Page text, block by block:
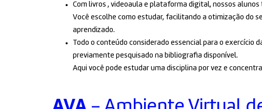
Com livros , videoaula e plataforma digital, nossos
Você escolhe como estudar, facilitando a otimização do
aprendizado.
Todo o conteúdo considerado essencial para o
previamente pesquisado na bibliografia disponível.
Aqui você pode estudar uma disciplina por vez e